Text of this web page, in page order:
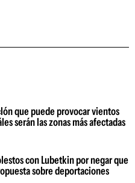
que puede provocar vientos
serán las zonas más afectadas
con Lubetkin por negar que
sobre deportaciones